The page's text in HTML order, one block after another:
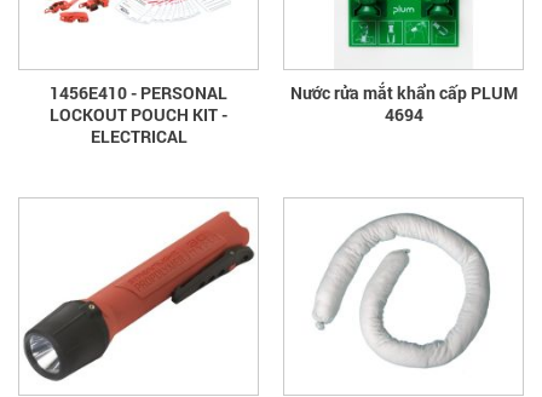
1456E410 - PERSONAL
LOCKOUT POUCH KIT -
ELECTRICAL
Nước rửa mắt khẩn cấp PLUM
4694